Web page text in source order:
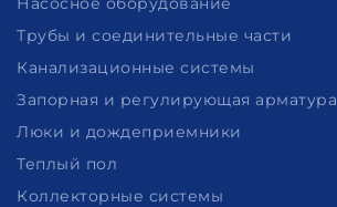
Трубы и соединительные части
Канализационные системы
Запорная и регулирующая арматура
Люки и дождеприемники
Теплый пол
Коллекторные системы